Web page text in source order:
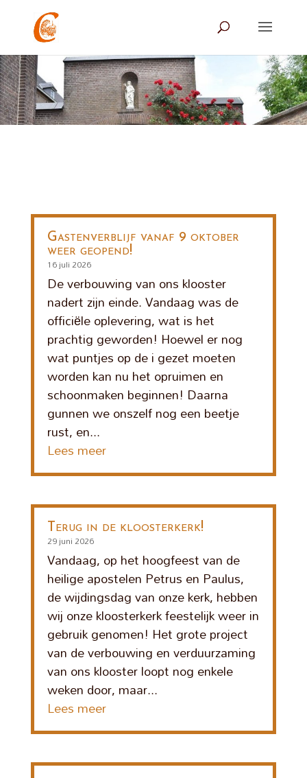
Gastenverblijf vanaf 9 oktober
weer geopend!
16 juli 2026
De verbouwing van ons klooster
nadert zijn einde. Vandaag was de
officiële oplevering, wat is het
prachtig geworden! Hoewel er nog
wat puntjes op de i gezet moeten
worden kan nu het opruimen en
schoonmaken beginnen! Daarna
gunnen we onszelf nog een beetje
rust, en...
Lees meer
Terug in de kloosterkerk!
29 juni 2026
Vandaag, op het hoogfeest van de
heilige apostelen Petrus en Paulus,
de wijdingsdag van onze kerk, hebben
wij onze kloosterkerk feestelijk weer in
gebruik genomen! Het grote project
van de verbouwing en verduurzaming
van ons klooster loopt nog enkele
weken door, maar...
Lees meer